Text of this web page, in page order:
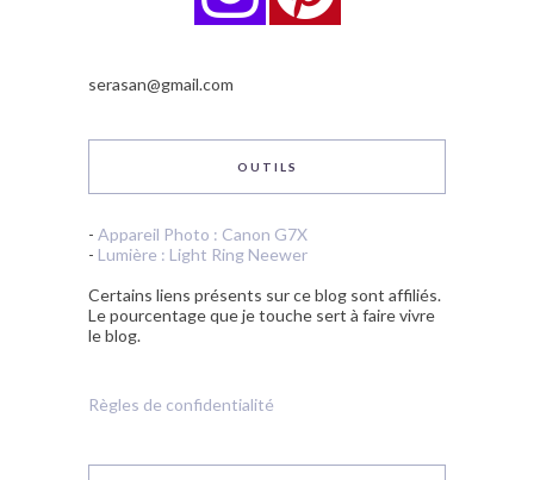
serasan@gmail.com
OUTILS
- Appareil Photo : Canon G7X
- Lumière : Light Ring Neewer
Certains liens présents sur ce blog sont affiliés.
Le pourcentage que je touche sert à faire vivre
le blog.
Règles de confidentialité